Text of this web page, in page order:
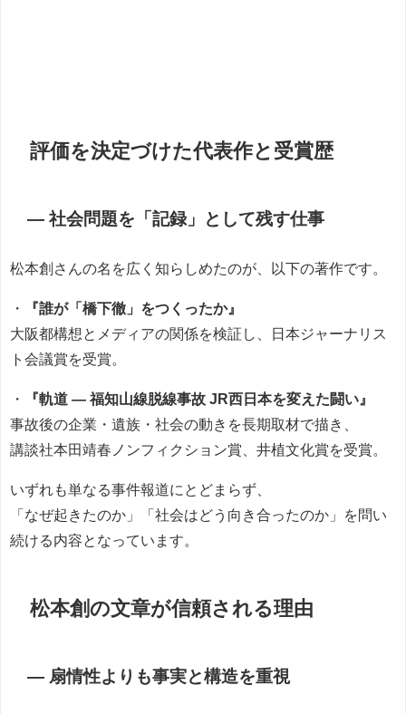
評価を決定づけた代表作と受賞歴
― 社会問題を「記録」として残す仕事
松本創さんの名を広く知らしめたのが、以下の著作です。
・
『誰が「橋下徹」をつくったか』
大阪都構想とメディアの関係を検証し、日本ジャーナリス
ト会議賞を受賞。
・
『軌道 ― 福知山線脱線事故 JR西日本を変えた闘い』
事故後の企業・遺族・社会の動きを長期取材で描き、
講談社本田靖春ノンフィクション賞、井植文化賞を受賞。
いずれも単なる事件報道にとどまらず、
「なぜ起きたのか」「社会はどう向き合ったのか」を問い
続ける内容となっています。
松本創の文章が信頼される理由
― 扇情性よりも事実と構造を重視